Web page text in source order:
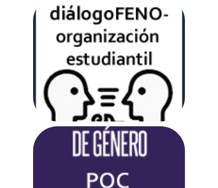
Mesa de diálogo FENO-
organización estudiantil
Igualdad de género, POC, DDU